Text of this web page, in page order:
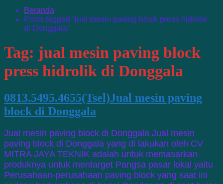
Beranda
Posts tagged “jual mesin paving block press hidrolik
di Donggala”
Tag: jual mesin paving block
press hidrolik di Donggala
0813.5495.4655(Tsel)Jual mesin paving
block di Donggala
Jual mesin paving block di Donggala Jual mesin
paving block di Donggala yang di lakukan oleh CV
MITRA JAYA TEKNIK adalah untuk memasarkan
produknya untuk mentarget Pangsa pasar lokal yaitu
Perusahaan-perusahaan paving block yang saat ini